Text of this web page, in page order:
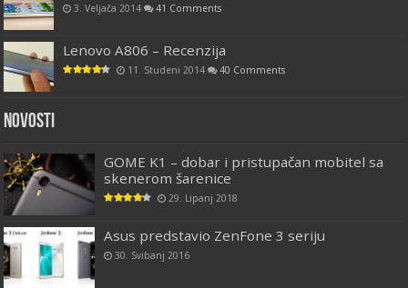
3. Veljača 2014 41 Comments
Lenovo A806 – Recenzija
11. Studeni 2014 40 Comments
Novosti
GOME K1 – dobar i pristupačan mobitel sa
skenerom šarenice
29. Lipanj 2018
Asus predstavio ZenFone 3 seriju
30. Svibanj 2016